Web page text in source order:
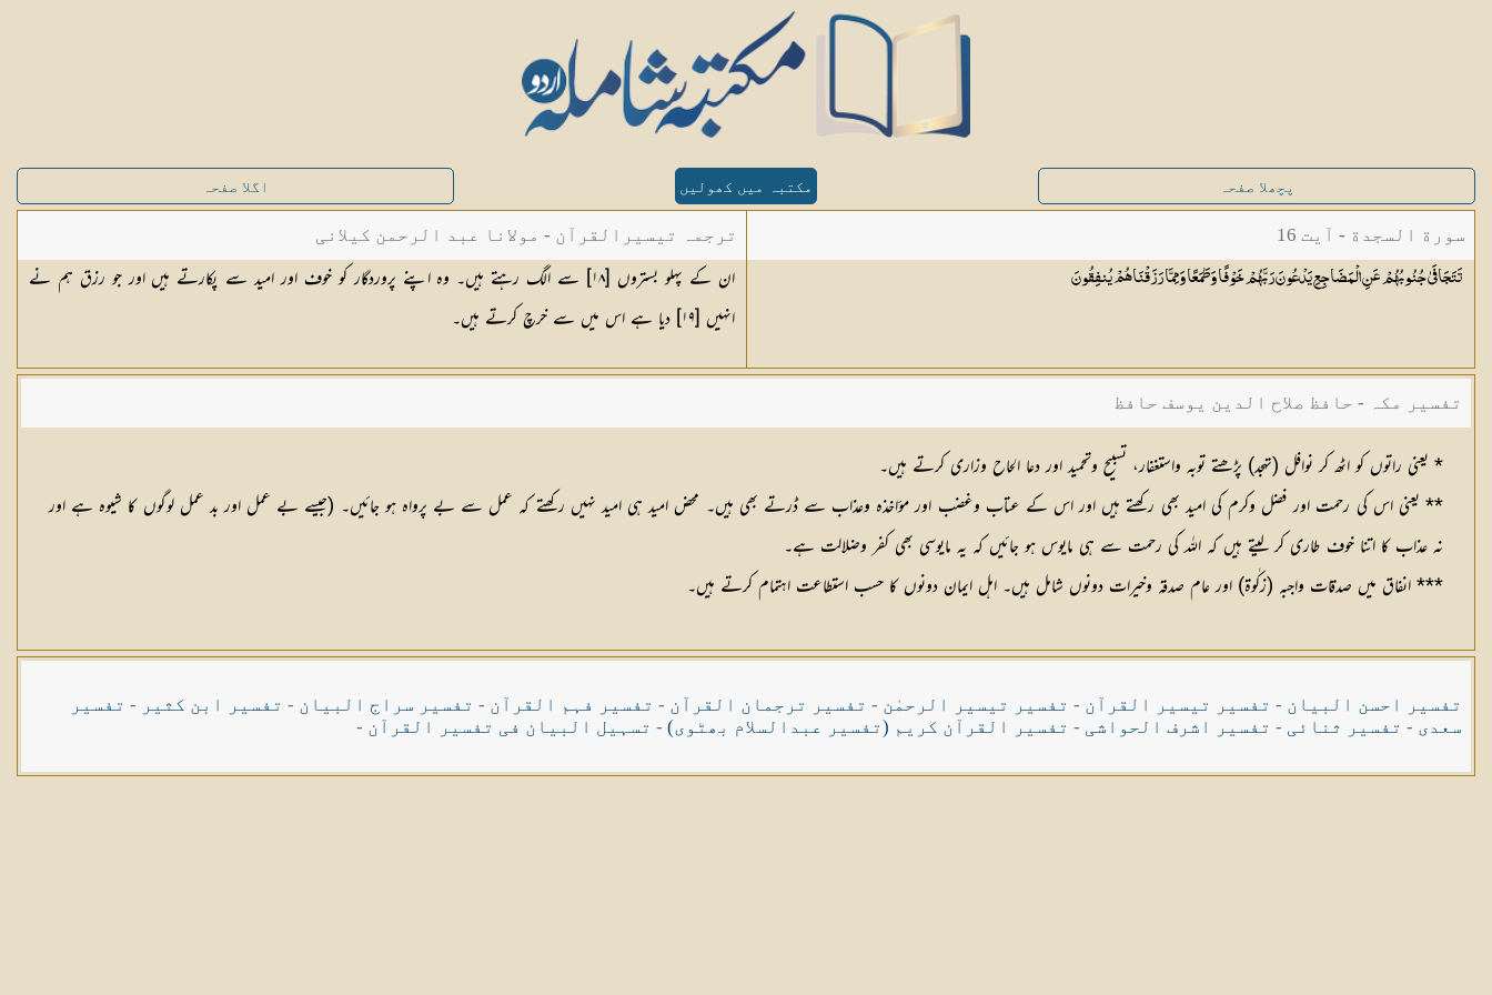
پچھلا صفحہ مکتبہ میں کھولیں اگلا صفحہ
سورة السجدة - آیت 16
تَتَجَافَىٰ جُنُوبُهُمْ عَنِ الْمَضَاجِعِ يَدْعُونَ رَبَّهُمْ خَوْفًا وَطَمَعًا وَمِمَّا رَزَقْنَاهُمْيُنفِقُونَ
ترجمہ تیسیرالقرآن - مولانا عبد الرحمن کیلانی
ان کے پہلو بستروں [١٨] سے الگ رہتے ہیں۔ وہ اپنے پروردگار کو خوف اور امید سے پکارتے ہیں اور جو رزق ہم نے
انہیں [١٩] دیا ہے اس میں سے خرچ کرتے ہیں۔
تفسیر مکہ - حافظ صلاح الدین یوسف حافظ
* یعنی راتوں کو اٹھ کر نوافل (تہجد) پڑھتے توبہ واستغفار، تسبیح وتحمید اور دعا الحاح وزاری کرتے ہیں۔
** یعنی اس کی رحمت اور فضل وکرم کی امید بھی رکھتے ہیں اور اس کے عتاب وغضب اور مؤاخذہ وعذاب سے ڈرتے بھی ہیں۔ محض امید ہی امید نہیں رکھتے کہ عمل سے بے پرواہ ہو جائیں۔ (جیسے بے عمل اور بد عمل لوگوں کا شیوہ ہے اور
نہ عذاب کا اتنا خوف طاری کر لیتے ہیں کہ اللہ کی رحمت سے ہی مایوس ہو جائیں کہ یہ مایوسی بھی کفر وضلالت ہے۔
*** انفاق میں صدقات واجبہ (زکٰوۃ) اور عام صدقہ وخیرات دونوں شامل ہیں۔ اہل ایمان دونوں کا حسب استطاعت اہتمام کرتے ہیں۔
تفسیر احسن البیان - تفسیر تیسیر القرآن - تفسیر تیسیر الرحمٰن - تفسیر ترجمان القرآن - تفسیر فہم القرآن - تفسیر سراج البیان - تفسیر ابن کثیر - تفسیر
سعدی - تفسیر ثنائی - تفسیر اشرف الحواشی - تفسیر القرآن کریم (تفسیر عبدالسلام بھٹوی) - تسہیل البیان فی تفسیر القرآن -